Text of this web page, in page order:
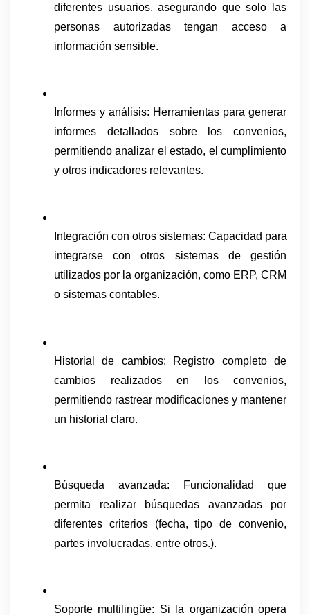
diferentes usuarios, asegurando que solo las
personas autorizadas tengan acceso a
información sensible.
Informes y análisis: Herramientas para generar
informes detallados sobre los convenios,
permitiendo analizar el estado, el cumplimiento
y otros indicadores relevantes.
Integración con otros sistemas: Capacidad para
integrarse con otros sistemas de gestión
utilizados por la organización, como ERP, CRM
o sistemas contables.
Historial de cambios: Registro completo de
cambios realizados en los convenios,
permitiendo rastrear modificaciones y mantener
un historial claro.
Búsqueda avanzada: Funcionalidad que
permita realizar búsquedas avanzadas por
diferentes criterios (fecha, tipo de convenio,
partes involucradas, entre otros.).
Soporte multilingüe: Si la organización opera